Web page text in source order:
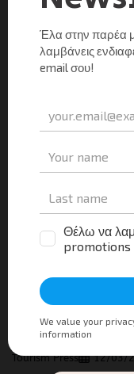
Tourism Press 19/03/
Σε μια περίοδο
δεδομένων, η
τεχνητής
γραφείου αποκτούν
X
ΠΡΩΤΟΣΈΛΙΔΑ
Εποχή με το
Tourism Press 12/03/